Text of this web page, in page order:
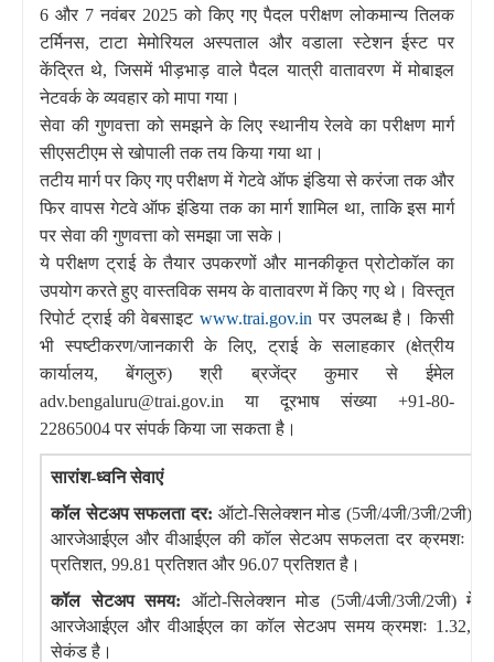
6 और 7 नवंबर 2025 को किए गए पैदल परीक्षण लोकमान्य तिलक
टर्मिनस, टाटा मेमोरियल अस्पताल और वडाला स्टेशन ईस्ट पर
केंद्रित थे, जिसमें भीड़भाड़ वाले पैदल यात्री वातावरण में मोबाइल
नेटवर्क के व्यवहार को मापा गया।
सेवा की गुणवत्ता को समझने के लिए स्थानीय रेलवे का परीक्षण मार्ग
सीएसटीएम से खोपाली तक तय किया गया था।
तटीय मार्ग पर किए गए परीक्षण में गेटवे ऑफ इंडिया से करंजा तक और
फिर वापस गेटवे ऑफ इंडिया तक का मार्ग शामिल था, ताकि इस मार्ग
पर सेवा की गुणवत्ता को समझा जा सके।
ये परीक्षण ट्राई के तैयार उपकरणों और मानकीकृत प्रोटोकॉल का
उपयोग करते हुए वास्तविक समय के वातावरण में किए गए थे। विस्तृत
रिपोर्ट ट्राई की वेबसाइट www.trai.gov.in पर उपलब्ध है। किसी
भी स्पष्टीकरण/जानकारी के लिए, ट्राई के सलाहकार (क्षेत्रीय
कार्यालय, बेंगलुरु) श्री ब्रजेंद्र कुमार से ईमेल
adv.bengaluru@trai.gov.in या दूरभाष संख्या +91-80-
22865004 पर संपर्क किया जा सकता है।
सारांश-ध्वनि सेवाएं
कॉल सेटअप सफलता दर: ऑटो-सिलेक्शन मोड (5जी/4जी/3जी/2जी) में
आरजेआईएल और वीआईएल की कॉल सेटअप सफलता दर क्रमशः
प्रतिशत, 99.81 प्रतिशत और 96.07 प्रतिशत है।
कॉल सेटअप समय: ऑटो-सिलेक्शन मोड (5जी/4जी/3जी/2जी) में
आरजेआईएल और वीआईएल का कॉल सेटअप समय क्रमशः 1.32,
सेकंड है।